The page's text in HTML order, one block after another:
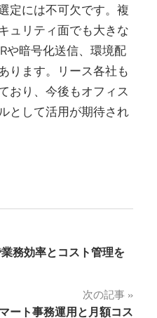
定には不可欠です。複
ュリティ面でも大きな
や暗号化送信、環境配
ります。リース各社も
おり、今後もオフィス
として活用が期待され
務効率とコスト管理を
次の記事
ート事務運用と月額コス